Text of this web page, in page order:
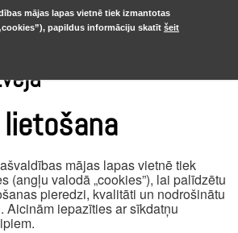
mājas lapas vietnē tiek
(angļu valodā „cookies”), lai palīdzētu
pieredzi, kvalitāti un nodrošinātu
Aicinām iepazīties ar sīkdatņu
mājas lapas vietnē tiek izmantotas
papildus informāciju skatīt šeit